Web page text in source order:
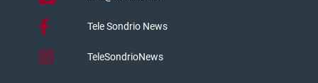
Tele Sondrio News
TeleSondrioNews